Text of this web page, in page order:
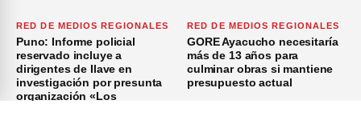
RED DE MEDIOS REGIONALES
Puno: Informe policial
reservado incluye a
dirigentes de Ilave en
investigación por presunta
organización «Los
RED DE MEDIOS REGIONALES
GORE Ayacucho necesitaría
más de 13 años para
culminar obras si mantiene
presupuesto actual